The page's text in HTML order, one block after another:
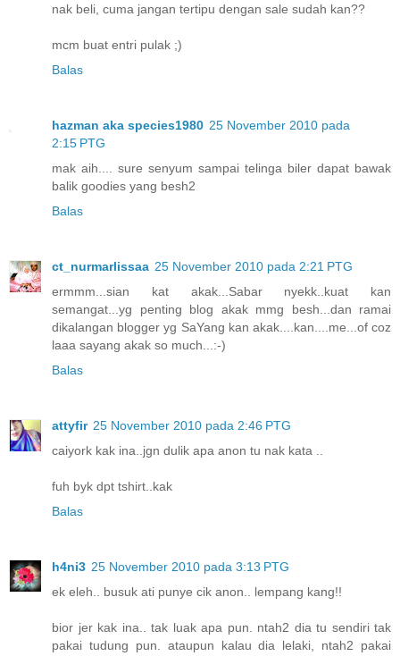
nak beli, cuma jangan tertipu dengan sale sudah kan??
mcm buat entri pulak ;)
Balas
hazman aka species1980 25 November 2010 pada
2:15 PTG
mak aih.... sure senyum sampai telinga biler dapat bawak
balik goodies yang besh2
Balas
ct_nurmarlissaa 25 November 2010 pada 2:21 PTG
ermmm...sian kat akak...Sabar nyekk..kuat kan
semangat...yg penting blog akak mmg besh...dan ramai
dikalangan blogger yg SaYang kan akak....kan....me...of coz
laaa sayang akak so much...:-)
Balas
attyfir 25 November 2010 pada 2:46 PTG
caiyork kak ina..jgn dulik apa anon tu nak kata ..
fuh byk dpt tshirt..kak
Balas
h4ni3 25 November 2010 pada 3:13 PTG
ek eleh.. busuk ati punye cik anon.. lempang kang!!
bior jer kak ina.. tak luak apa pun. ntah2 dia tu sendiri tak
pakai tudung pun. ataupun kalau dia lelaki, ntah2 pakai